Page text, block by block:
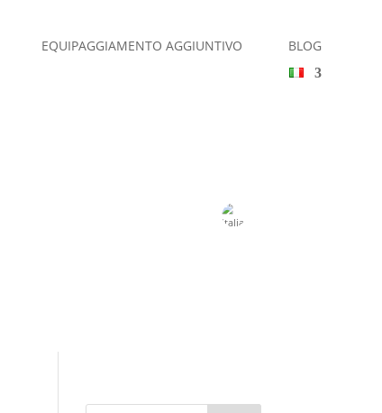
EQUIPAGGIAMENTO AGGIUNTIVO
BLOG